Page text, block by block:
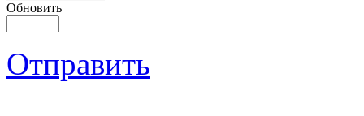
Обновить
Отправить